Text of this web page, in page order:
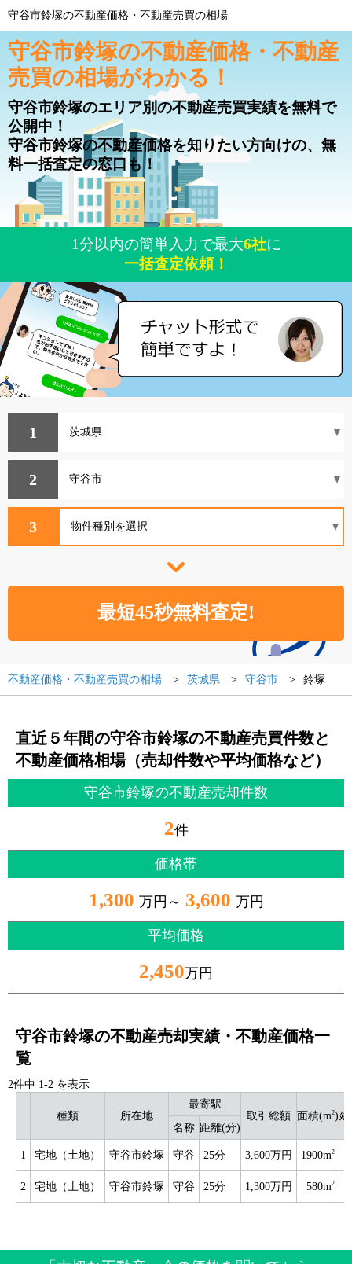
守谷市鈴塚の不動産価格・不動産売買の相場
守谷市鈴塚の不動産価格・不動産
売買の相場がわかる！
守谷市鈴塚のエリア別の不動産売買実績を無料で
公開中！
守谷市鈴塚の不動産価格を知りたい方向けの、無
料一括査定の窓口も！
1分以内の簡単入力で最大6社に
一括査定依頼！
1
2
3
不動産価格・不動産売買の相場 茨城県 守谷市 鈴塚
直近５年間の守谷市鈴塚の不動産売買件数と
不動産価格相場（売却件数や平均価格など）
守谷市鈴塚の不動産売却件数
2件
価格帯
1,300 万円～ 3,600 万円
平均価格
2,450万円
守谷市鈴塚の不動産売却実績・不動産価格一
覧
2件中 1-2 を表示
種類 所在地
最寄駅
取引総額 面積(m2)
名称 距離(分)
1 宅地（土地） 守谷市鈴塚 守谷 25分 3,600万円 1900m2
2 宅地（土地） 守谷市鈴塚 守谷 25分 1,300万円 580m2